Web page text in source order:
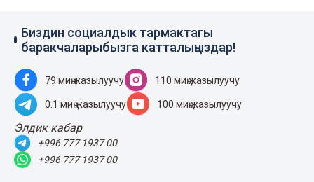
Биздин социалдык тармактагы
баракчаларыбызга катталыңыздар!
79 миң жазылуучу 110 миң жазылуучу
0.1 миң жазылуучу 100 миң жазылуучу
Элдик кабар
+996 777 1937 00
+996 777 1937 00